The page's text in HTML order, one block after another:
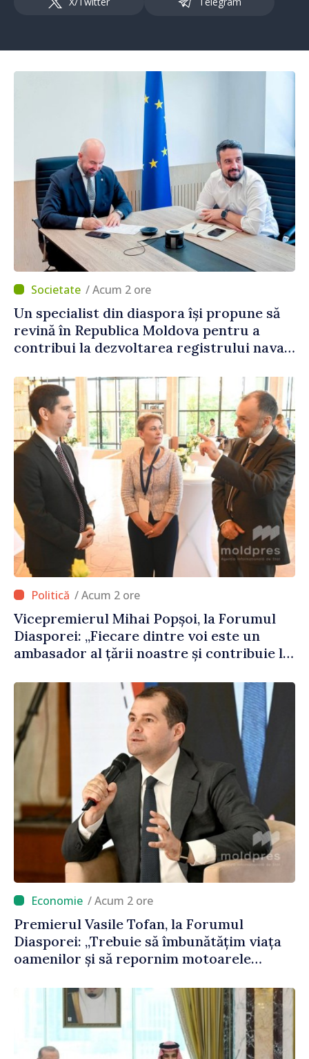
/ Acum 2 ore
Un specialist din diaspora își propune să
revină în Republica Moldova pentru a
contribui la dezvoltarea registrului naval
/ Acum 2 ore
Vicepremierul Mihai Popșoi, la Forumul
Diasporei: „Fiecare dintre voi este un
ambasador al țării noastre și contribuie la
/ Acum 2 ore
Premierul Vasile Tofan, la Forumul
Diasporei: „Trebuie să îmbunătățim viața
oamenilor și să repornim motoarele